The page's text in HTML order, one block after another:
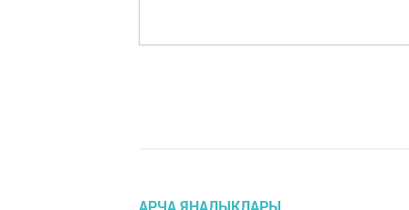
АРЧА ЯҢАЛЫКЛАРЫ